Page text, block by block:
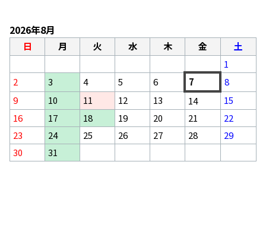
2026年8月
日 月 火 水 木 金
土
1
2
3 4 5 6 7
8
9
10 11 12 13 14
15
16
17 18 19 20 21
22
23
24 25 26 27 28
29
30
31